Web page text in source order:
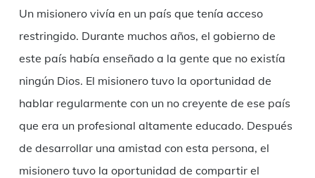
Un misionero vivía en un país que tenía acceso
restringido. Durante muchos años, el gobierno de
este país había enseñado a la gente que no existía
ningún Dios. El misionero tuvo la oportunidad de
hablar regularmente con un no creyente de ese país
que era un profesional altamente educado. Después
de desarrollar una amistad con esta persona, el
misionero tuvo la oportunidad de compartir el